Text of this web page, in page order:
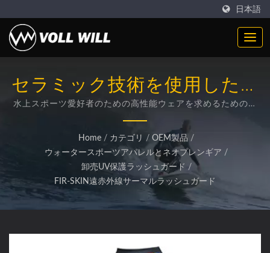
日本語
セラミック技術を使用した高
性能FIN-SKINラッシュガード
水上スポーツ愛好者のための高性能ウェアを求めるための先
進的なUV保護と筋肉サポート
Home / カテゴリ / OEM製品 /
ウォータースポーツアパレルとネオプレンギア /
卸売UV保護ラッシュガード /
FIR-SKIN遠赤外線サーマルラッシュガード